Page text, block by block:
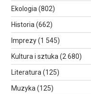
Ekologia (802)
Historia (662)
Imprezy(1 545)
Kultura i sztuka (2 680)
Literatura (125)
Muzyka (125)